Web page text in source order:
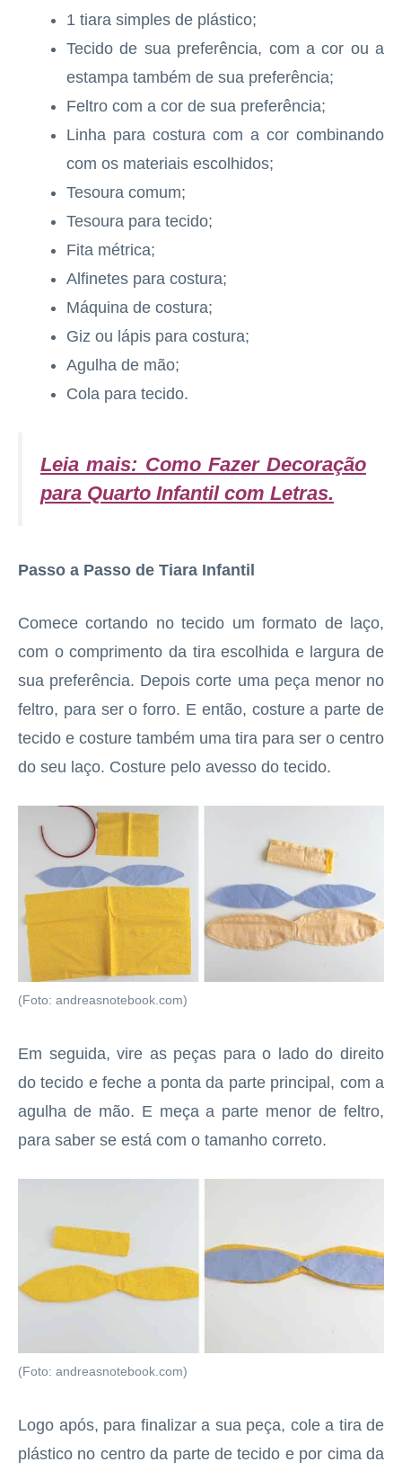
1 tiara simples de plástico;
Tecido de sua preferência, com a cor ou a
estampa também de sua preferência;
Feltro com a cor de sua preferência;
Linha para costura com a cor combinando
com os materiais escolhidos;
Tesoura comum;
Tesoura para tecido;
Fita métrica;
Alfinetes para costura;
Máquina de costura;
Giz ou lápis para costura;
Agulha de mão;
Cola para tecido.
Leia mais: Como Fazer Decoração
para Quarto Infantil com Letras.
Passo a Passo de Tiara Infantil
Comece cortando no tecido um formato de laço,
com o comprimento da tira escolhida e largura de
sua preferência. Depois corte uma peça menor no
feltro, para ser o forro. E então, costure a parte de
tecido e costure também uma tira para ser o centro
do seu laço. Costure pelo avesso do tecido.
(Foto: andreasnotebook.com)
Em seguida, vire as peças para o lado do direito
do tecido e feche a ponta da parte principal, com a
agulha de mão. E meça a parte menor de feltro,
para saber se está com o tamanho correto.
(Foto: andreasnotebook.com)
Logo após, para finalizar a sua peça, cole a tira de
plástico no centro da parte de tecido e por cima da